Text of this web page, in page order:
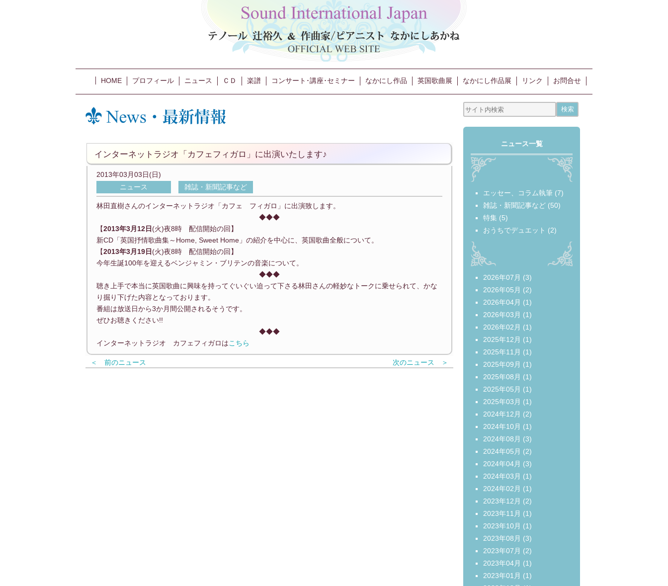
HOME プロフィール ニュース ＣＤ 楽譜 コンサート･講座･セミナー なかにし作品 英国歌曲展 なかにし作品展 リンク お問合せ
インターネットラジオ「カフェフィガロ」に出演いたします♪
2013年03月03日(日)
ニュース
雑誌・新聞記事など
林田直樹さんのインターネットラジオ「カフェ フィガロ」に出演致します。
◆◆◆
【2013年3月12日(火)夜8時 配信開始の回】
新CD「英国抒情歌曲集～Home, Sweet Home」の紹介を中心に、英国歌曲全般について。
【2013年3月19日(火)夜8時 配信開始の回】
今年生誕100年を迎えるベンジャミン・ブリテンの音楽について。
◆◆◆
聴き上手で本当に英国歌曲に興味を持ってぐいぐい迫って下さる林田さんの軽妙なトークに乗せられて、かな
り掘り下げた内容となっております。
番組は放送日から3か月間公開されるそうです。
ぜひお聴きください!!
◆◆◆
インターネットラジオ カフェフィガロはこちら
＜ 前のニュース 次のニュース ＞
ニュース一覧
エッセー、コラム執筆 (7)
雑誌・新聞記事など (50)
特集 (5)
おうちでデュエット (2)
2026年07月 (3)
2026年05月 (2)
2026年04月 (1)
2026年03月 (1)
2026年02月 (1)
2025年12月 (1)
2025年11月 (1)
2025年09月 (1)
2025年08月 (1)
2025年05月 (1)
2025年03月 (1)
2024年12月 (2)
2024年10月 (1)
2024年08月 (3)
2024年05月 (2)
2024年04月 (3)
2024年03月 (1)
2024年02月 (1)
2023年12月 (2)
2023年11月 (1)
2023年10月 (1)
2023年08月 (3)
2023年07月 (2)
2023年04月 (1)
2023年01月 (1)